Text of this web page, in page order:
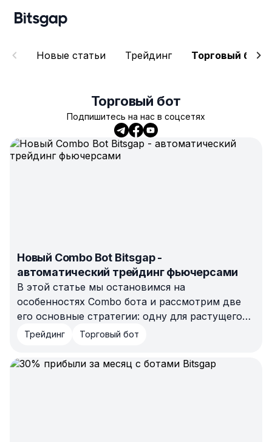
Новые статьи Трейдинг Торговый бот
Торговый бот
Подпишитесь на нас в соцсетях
Новый Combo Bot Bitsgap -
автоматический трейдинг фьючерсами
В этой статье мы остановимся на
особенностях Combo бота и рассмотрим две
его основные стратегии: одну для растущего
рынка и вторую для падающего.
Трейдинг Торговый бот